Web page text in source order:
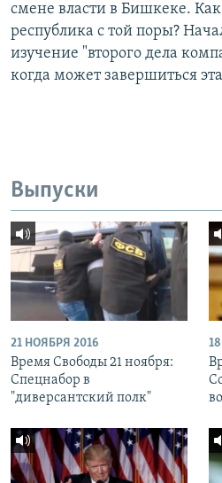
смене власти в Бишкеке.
республика с той поры?
изучение "второго дела
когда может завершиться
Выпуски
21 НОЯБРЯ 2016
Время Свободы 21 ноября:
Спецнабор в
"диверсантский полк"